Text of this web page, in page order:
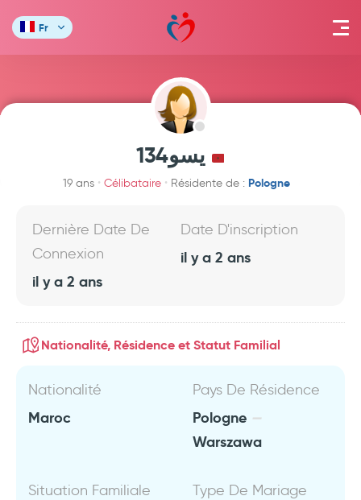
Fr
يسو134
19 ans Célibataire Résidente de : Pologne
Dernière Date De
Connexion
il y a 2 ans
Date D'inscription
il y a 2 ans
Nationalité, Résidence et Statut Familial
Nationalité
Maroc
Pays De Résidence
Pologne
Warszawa
Situation Familiale Type De Mariage